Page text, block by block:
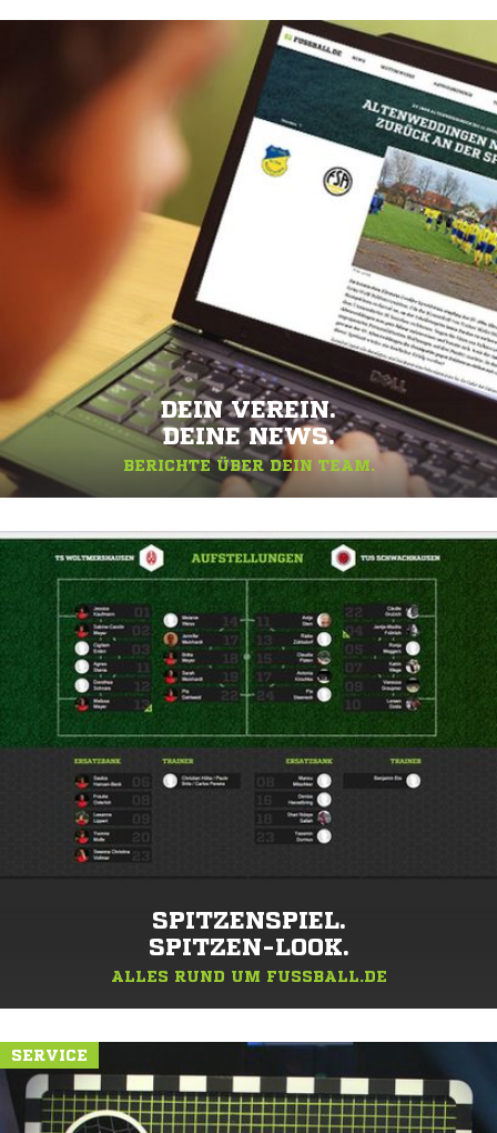
DEIN VEREIN.
DEINE NEWS.
BERICHTE ÜBER DEIN TEAM.
SPITZENSPIEL.
SPITZEN-LOOK.
ALLES RUND UM FUSSBALL.DE
SERVICE